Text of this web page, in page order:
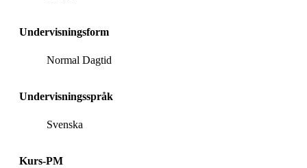
Undervisningsform
Normal Dagtid
Undervisningsspråk
Svenska
Kurs-PM